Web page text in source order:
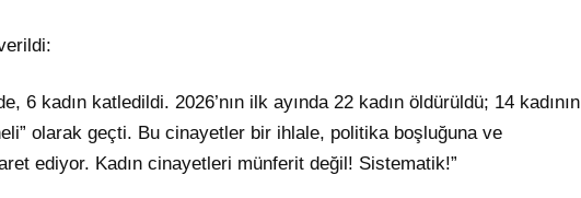
6 kadın katledildi. 2026’nın ilk ayında 22 kadın öldürüldü; 14 kadının
olarak geçti. Bu cinayetler bir ihlale, politika boşluğuna ve
ediyor. Kadın cinayetleri münferit değil! Sistematik!”